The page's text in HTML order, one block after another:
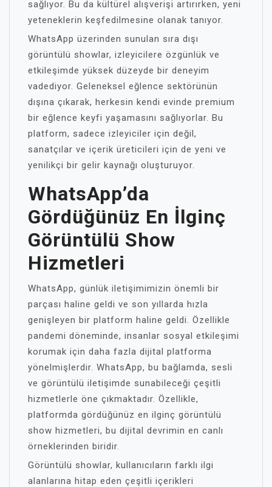
sağlıyor. Bu da kültürel alışverişi artırırken, yeni
yeteneklerin keşfedilmesine olanak tanıyor.
WhatsApp üzerinden sunulan sıra dışı
görüntülü showlar, izleyicilere özgünlük ve
etkileşimde yüksek düzeyde bir deneyim
vadediyor. Geleneksel eğlence sektörünün
dışına çıkarak, herkesin kendi evinde premium
bir eğlence keyfi yaşamasını sağlıyorlar. Bu
platform, sadece izleyiciler için değil,
sanatçılar ve içerik üreticileri için de yeni ve
yenilikçi bir gelir kaynağı oluşturuyor.
WhatsApp’da
Gördüğünüz En İlginç
Görüntülü Show
Hizmetleri
WhatsApp, günlük iletişimimizin önemli bir
parçası haline geldi ve son yıllarda hızla
genişleyen bir platform haline geldi. Özellikle
pandemi döneminde, insanlar sosyal etkileşimi
korumak için daha fazla dijital platforma
yönelmişlerdir. WhatsApp, bu bağlamda, sesli
ve görüntülü iletişimde sunabileceği çeşitli
hizmetlerle öne çıkmaktadır. Özellikle,
platformda gördüğünüz en ilginç görüntülü
show hizmetleri, bu dijital devrimin en canlı
örneklerinden biridir.
Görüntülü showlar, kullanıcıların farklı ilgi
alanlarına hitap eden çeşitli içerikleri